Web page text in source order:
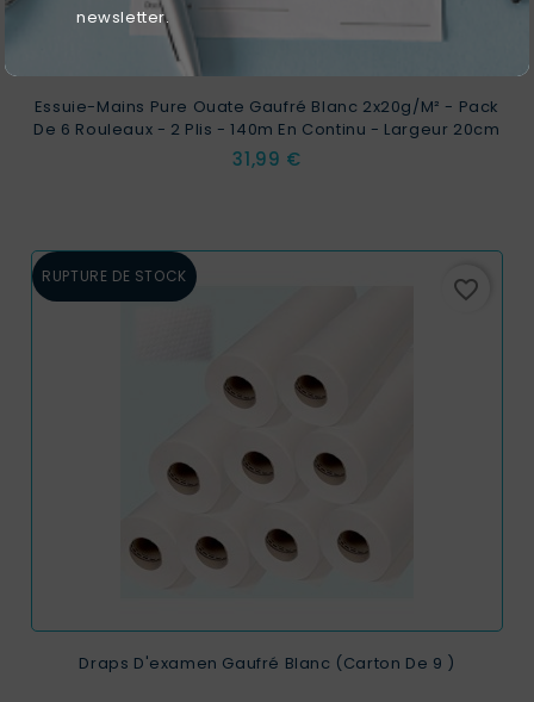
newsletter.
Essuie-Mains Pure Ouate Gaufré Blanc 2x20g/m² - Pack
De 6 Rouleaux - 2 Plis - 140m En Continu - Largeur 20cm
Prix
31,99 €
RUPTURE DE STOCK favorite_border
Draps D'examen Gaufré Blanc (carton De 9 )